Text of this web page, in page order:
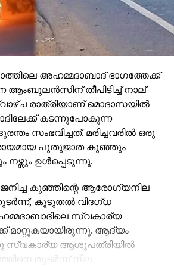
അഹമ്മദാബാദ് ഭാഗത്തേക്ക്
തീപിടിച്ച് നാല്
രാത്രിയാണ് മൊദാസയില്‍
കടന്നുപോകുന്ന
സംഭവിച്ചത്. മരിച്ചവരില്‍ ഒരു
പുതുജാത കുഞ്ഞും
നഴ്സും ഉള്‍പ്പെടുന്നു.
കുഞ്ഞിന്റെ ആരോഗ്യനില
കൂടുതല്‍ വിദഗ്ധ
സ്വകാര്യ
മാറ്റുകയായിരുന്നു. ആദ്യം
സ്വകാര്യ ആശുപത്രിയില്‍
തുടര്‍ന്ന് നില